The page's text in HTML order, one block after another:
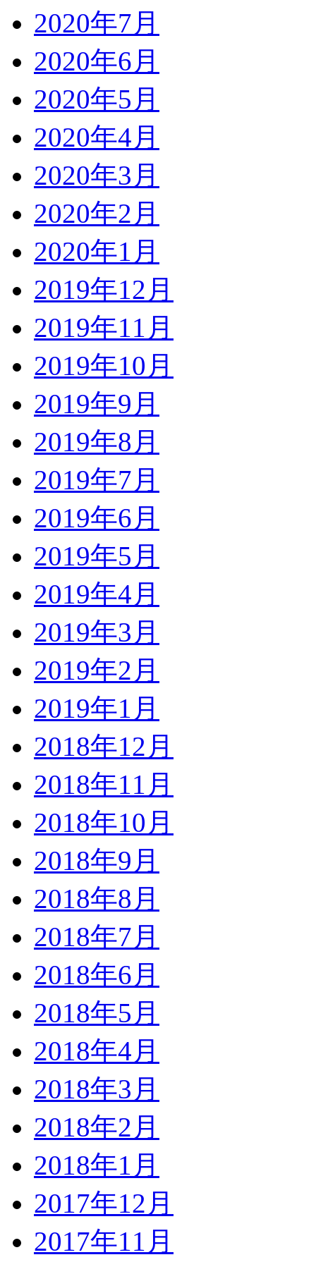
2020年7月
2020年6月
2020年5月
2020年4月
2020年3月
2020年2月
2020年1月
2019年12月
2019年11月
2019年10月
2019年9月
2019年8月
2019年7月
2019年6月
2019年5月
2019年4月
2019年3月
2019年2月
2019年1月
2018年12月
2018年11月
2018年10月
2018年9月
2018年8月
2018年7月
2018年6月
2018年5月
2018年4月
2018年3月
2018年2月
2018年1月
2017年12月
2017年11月